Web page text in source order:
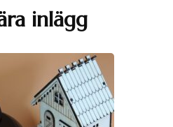
inlägg